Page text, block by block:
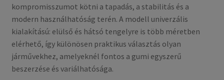
kompromisszumot kötni a tapadás, a stabilitás és a
modern használhatóság terén. A modell univerzális
kialakítású: elülső és hátsó tengelyre is több méretben
elérhető, így különösen praktikus választás olyan
járművekhez, amelyeknél fontos a gumi egyszerű
beszerzése és variálhatósága.